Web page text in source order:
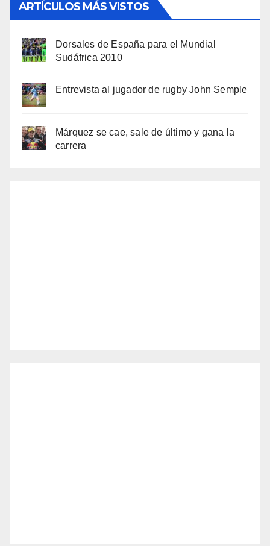
ARTÍCULOS MÁS VISTOS
Dorsales de España para el Mundial
Sudáfrica 2010
Entrevista al jugador de rugby John Semple
Márquez se cae, sale de último y gana la
carrera